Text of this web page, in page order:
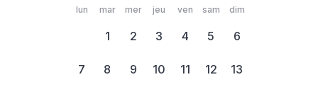
lun mar mer jeu ven sam dim
1 2 3 4 5 6
7 8 9 10 11 12 13